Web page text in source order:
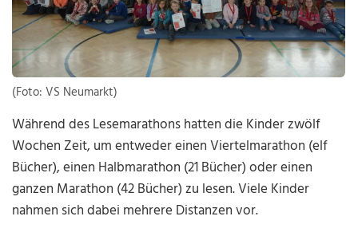
(Foto: VS Neumarkt)
Während des Lesemarathons hatten die Kinder zwölf
Wochen Zeit, um entweder einen Viertelmarathon (elf
Bücher), einen Halbmarathon (21 Bücher) oder einen
ganzen Marathon (42 Bücher) zu lesen. Viele Kinder
nahmen sich dabei mehrere Distanzen vor.